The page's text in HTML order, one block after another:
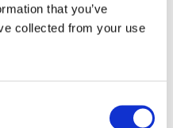
that you’ve
collected from your use